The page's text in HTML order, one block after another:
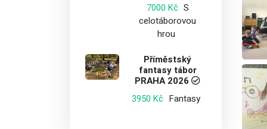
7000 Kč S
celotáborovou
hrou
Příměstský
fantasy tábor
PRAHA 2026
3950 Kč Fantasy